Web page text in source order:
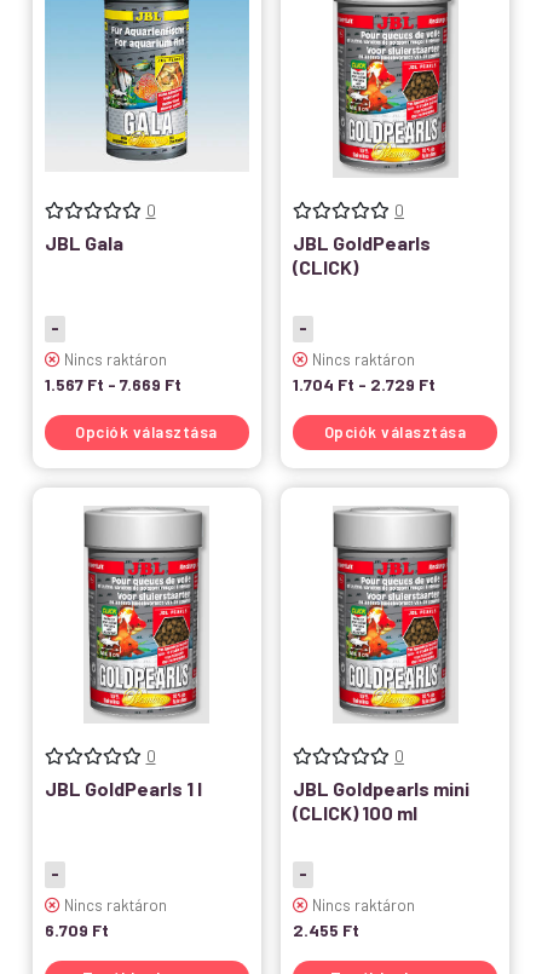
0
JBL Gala
-
Nincs raktáron
1.567 Ft - 7.669 Ft
Opciók választása
0
JBL GoldPearls
(CLICK)
-
Nincs raktáron
1.704 Ft - 2.729 Ft
Opciók választása
0
JBL GoldPearls 1 l
-
Nincs raktáron
6.709 Ft
0
JBL Goldpearls mini
(CLICK) 100 ml
-
Nincs raktáron
2.455 Ft